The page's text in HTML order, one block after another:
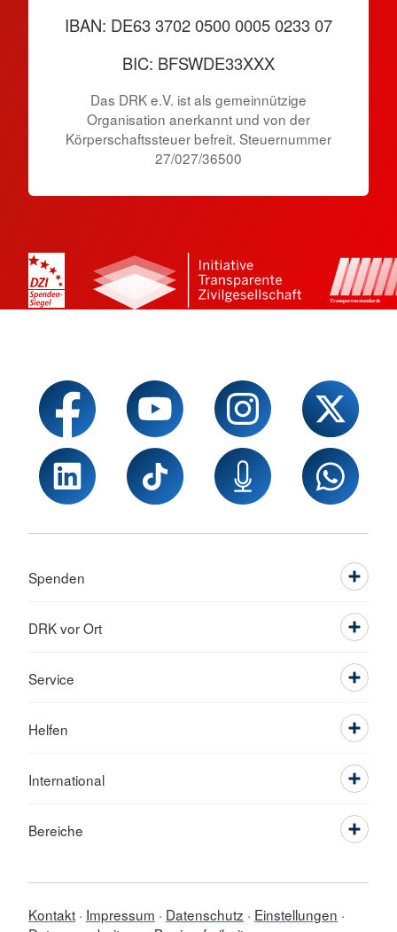
IBAN: DE63 3702 0500 0005 0233 07
BIC: BFSWDE33XXX
Das DRK e.V. ist als gemeinnützige
Organisation anerkannt und von der
Körperschaftssteuer befreit. Steuernummer
27/027/36500
Spenden
DRK vor Ort
Service
Helfen
International
Bereiche
Kontakt Impressum Datenschutz
Einstellungen